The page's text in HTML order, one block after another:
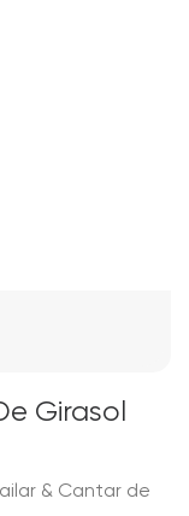
Girasol
& Cantar de